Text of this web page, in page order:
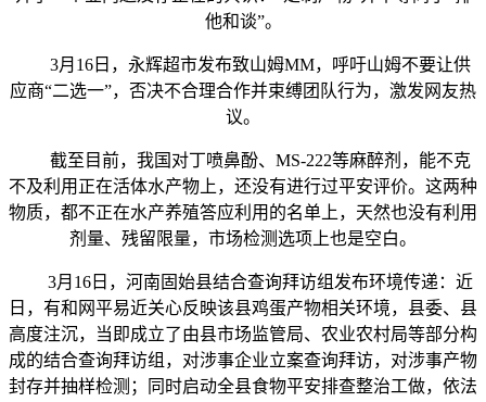
他和谈”。
3月16日，永辉超市发布致山姆MM，呼吁山姆不要让供
应商“二选一”，否决不合理合作并束缚团队行为，激发网友热
议。
截至目前，我国对丁喷鼻酚、MS-222等麻醉剂，能不克
不及利用正在活体水产物上，还没有进行过平安评价。这两种
物质，都不正在水产养殖答应利用的名单上，天然也没有利用
剂量、残留限量，市场检测选项上也是空白。
3月16日，河南固始县结合查询拜访组发布环境传递：近
日，有和网平易近关心反映该县鸡蛋产物相关环境，县委、县
高度注沉，当即成立了由县市场监管局、农业农村局等部分构
成的结合查询拜访组，对涉事企业立案查询拜访，对涉事产物
封存并抽样检测；同时启动全县食物平安排查整治工做，依法